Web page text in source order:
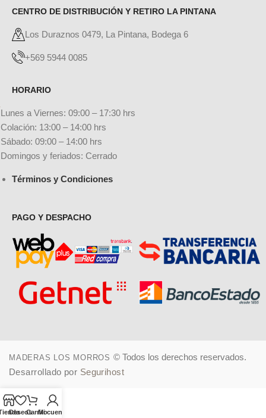
CENTRO DE DISTRIBUCIÓN Y RETIRO LA PINTANA
Los Duraznos 0479, La Pintana, Bodega 6
+569 5944 0085
HORARIO
Lunes a Viernes: 09:00 – 17:30 hrs
Colación: 13:00 – 14:00 hrs
Sábado: 09:00 – 14:00 hrs
Domingos y feriados: Cerrado
Términos y Condiciones
PAGO Y DESPACHO
MADERAS LOS MORROS © Todos los derechos reservados.
Desarrollado por Segurihost
DeseosCarritoMi cuenta